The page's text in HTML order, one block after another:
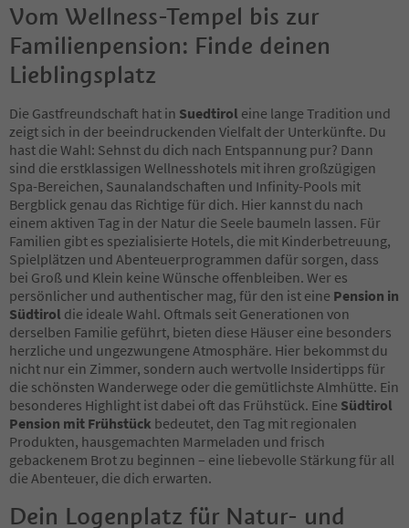
30
31
32
33
34
35
36
37
38
39
40
41
42
43
44
45
46
47
48
49
50
51
52
53
54
55
56
57
58
Vom Wellness-Tempel bis zur
Familienpension: Finde deinen
Lieblingsplatz
Die Gastfreundschaft hat in Suedtirol eine lange Tradition und
zeigt sich in der beeindruckenden Vielfalt der Unterkünfte. Du
hast die Wahl: Sehnst du dich nach Entspannung pur? Dann
sind die erstklassigen Wellnesshotels mit ihren großzügigen
Spa-Bereichen, Saunalandschaften und Infinity-Pools mit
Bergblick genau das Richtige für dich. Hier kannst du nach
einem aktiven Tag in der Natur die Seele baumeln lassen. Für
Familien gibt es spezialisierte Hotels, die mit Kinderbetreuung,
Spielplätzen und Abenteuerprogrammen dafür sorgen, dass
bei Groß und Klein keine Wünsche offenbleiben. Wer es
persönlicher und authentischer mag, für den ist eine Pension in
Südtirol die ideale Wahl. Oftmals seit Generationen von
derselben Familie geführt, bieten diese Häuser eine besonders
herzliche und ungezwungene Atmosphäre. Hier bekommst du
nicht nur ein Zimmer, sondern auch wertvolle Insidertipps für
die schönsten Wanderwege oder die gemütlichste Almhütte. Ein
besonderes Highlight ist dabei oft das Frühstück. Eine Südtirol
Pension mit Frühstück bedeutet, den Tag mit regionalen
Produkten, hausgemachten Marmeladen und frisch
gebackenem Brot zu beginnen – eine liebevolle Stärkung für all
die Abenteuer, die dich erwarten.
Dein Logenplatz für Natur- und